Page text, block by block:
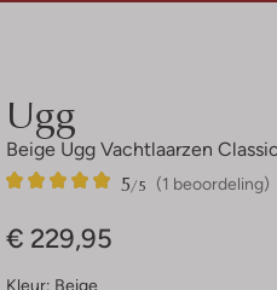
Ugg
Beige Ugg Vachtlaarzen
(1 beoordeling)
5/5
1
5
€ 229,95
Kleur: Beige